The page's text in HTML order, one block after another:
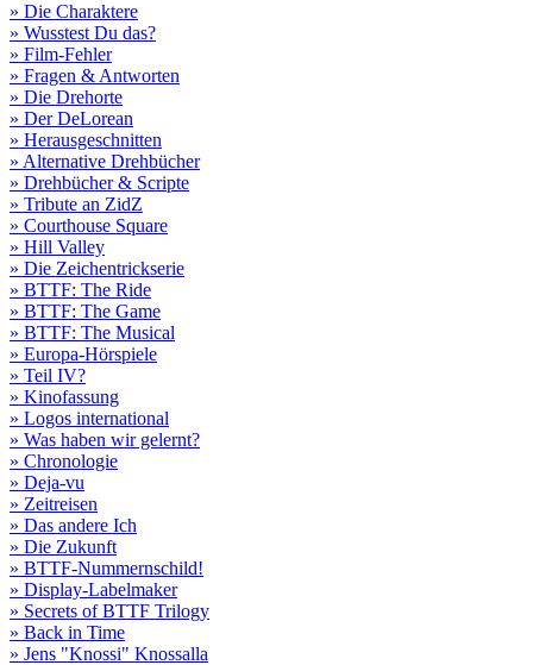
» Die Charaktere
» Wusstest Du das?
» Film-Fehler
» Fragen & Antworten
» Die Drehorte
» Der DeLorean
» Herausgeschnitten
» Alternative Drehbücher
» Drehbücher & Scripte
» Tribute an ZidZ
» Courthouse Square
» Hill Valley
» Die Zeichentrickserie
» BTTF: The Ride
» BTTF: The Game
» BTTF: The Musical
» Europa-Hörspiele
» Teil IV?
» Kinofassung
» Logos international
» Was haben wir gelernt?
» Chronologie
» Deja-vu
» Zeitreisen
» Das andere Ich
» Die Zukunft
» BTTF-Nummernschild!
» Display-Labelmaker
» Secrets of BTTF Trilogy
» Back in Time
» Jens "Knossi" Knossalla